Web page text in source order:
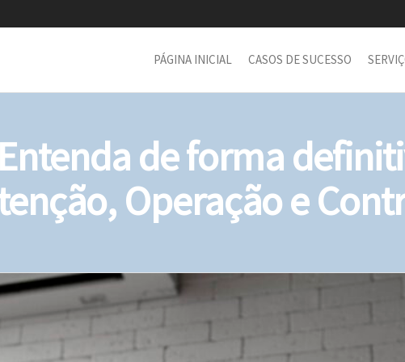
PÁGINA INICIAL CASOS DE SUCESSO
de forma
Operação e